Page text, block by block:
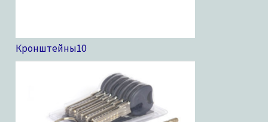
Кронштейны10